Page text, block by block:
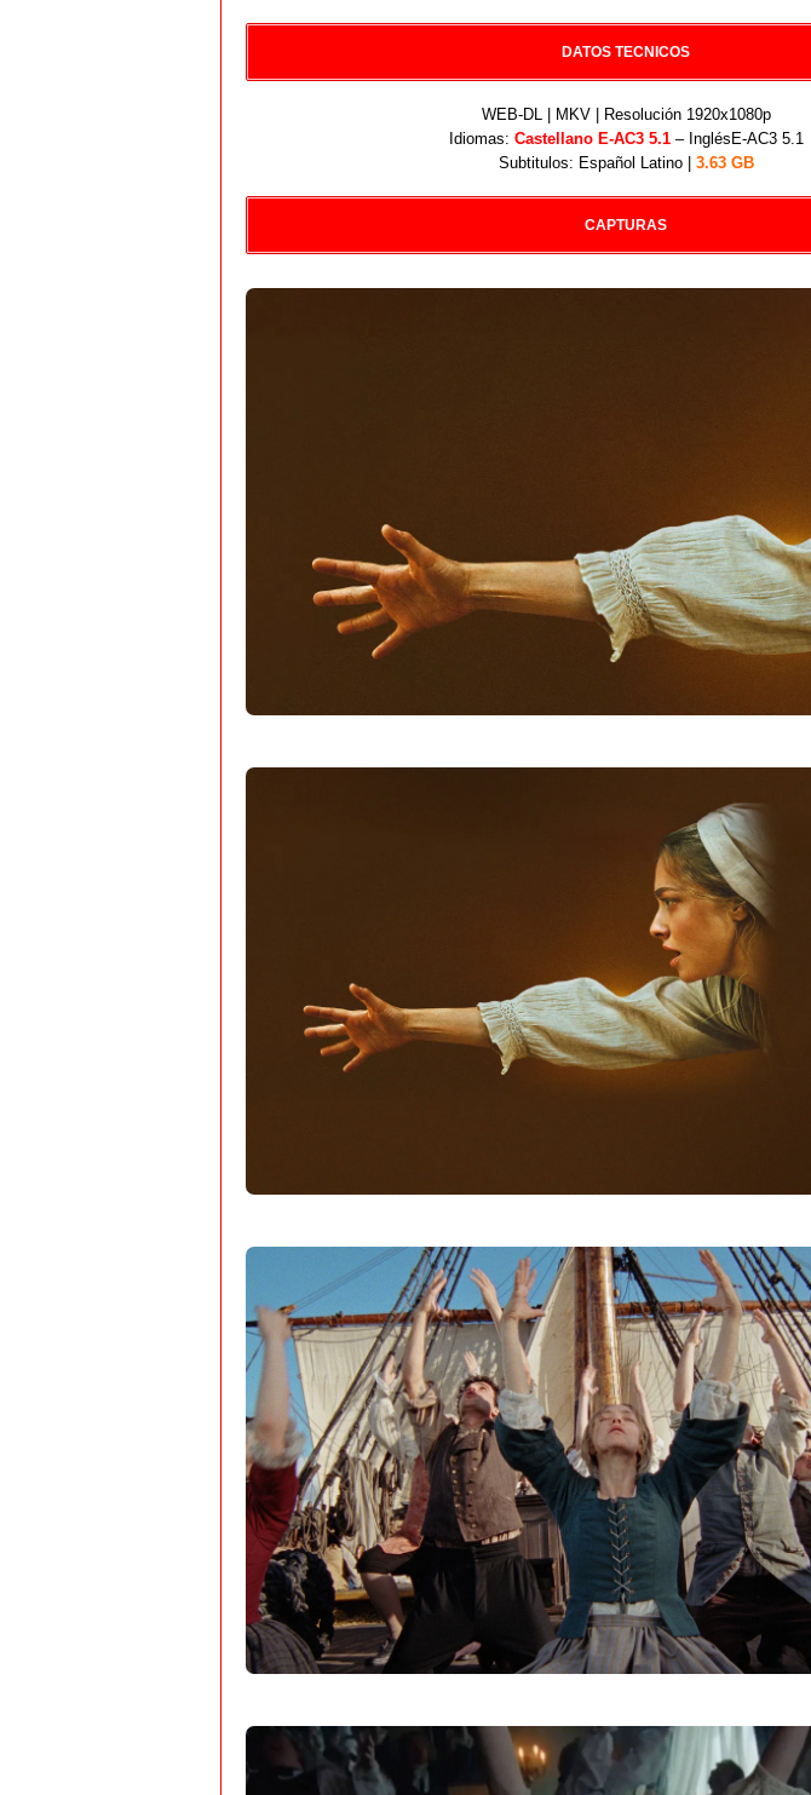
DATOS TECNICOS
WEB-DL | MKV | Resolución 1920x1080p
Idiomas: Castellano E-AC3 5.1– InglésE-AC3 5.1
Subtitulos: Español Latino | 3.63 GB
CAPTURAS